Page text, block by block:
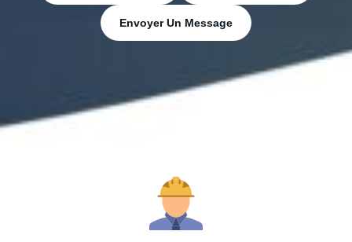
Envoyer Un Message